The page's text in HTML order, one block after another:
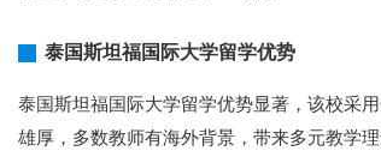
泰国斯坦福国际大学留学优势
泰国斯坦福国际大学留学优势显著，该校采
雄厚，多数教师有海外背景，带来多元教学